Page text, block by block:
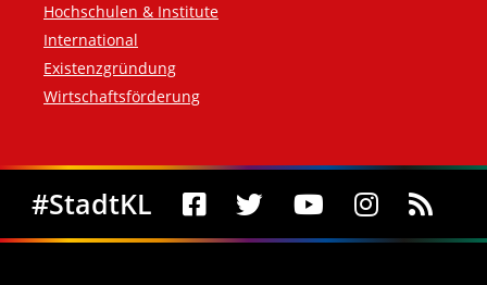
Hochschulen & Institute
International
Existenzgründung
Wirtschaftsförderung
Social Media
#StadtKL